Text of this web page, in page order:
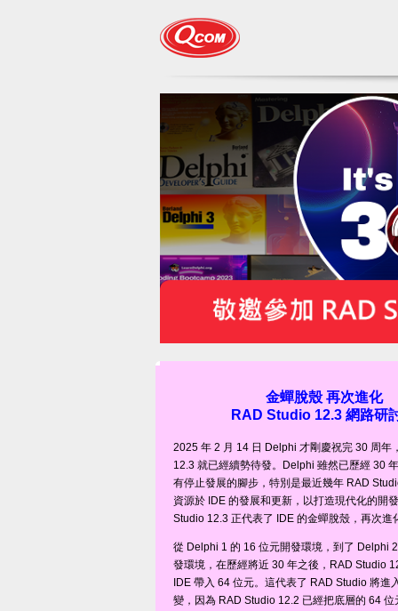
金蟬脫殼 再次進化
RAD Studio 12.3 網路研
2025 年 2 月 14 日 Delphi 才剛慶祝完 30 周年
12.3 就已經續勢待發。Delphi 雖然已歷經 30
有停止發展的腳步，特別是最近幾年 RAD
資源於 IDE 的發展和更新，以打造現代化的開
Studio 12.3 正代表了 IDE 的金蟬脫殼，再次進
從 Delphi 1 的 16 位元開發環境，到了 Delphi
發環境，在歷經將近 30 年之後，RAD Studio
IDE 帶入 64 位元。這代表了 RAD Studio 將進
變，因為 RAD Studio 12.2 已經把底層的 64 位